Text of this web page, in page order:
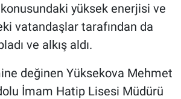
yüksek enerjisi ve
vatandaşlar tarafından da
ve alkış aldı.
değinen Yüksekova Mehmet
İmam Hatip Lisesi Müdürü